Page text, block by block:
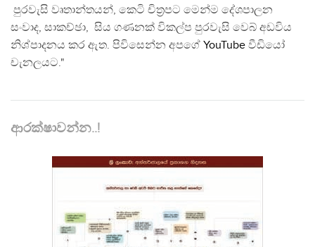
පුරවැසි වෘතාන්තයන්, කෙටි චිත්‍රපට මෙන්ම දේශපාලන
සංවාද, සාකච්ඡා, සිය ගණනක් විකල්ප පුරවැසි වෙබ් අඩවිය
නිශ්පාදනය කර ඇත. පිවිසෙන්න අපගේ YouTube වීඩියෝ
චැනලයට."
ආරක්ෂාවන්න..!